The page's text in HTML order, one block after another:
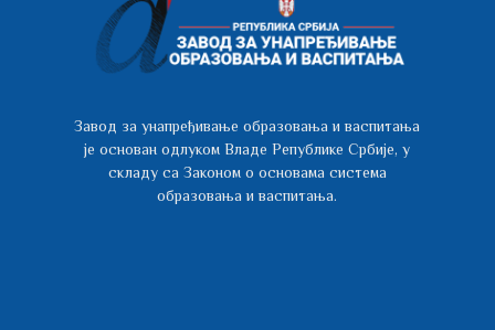
Завод за унапређивање образовања и васпитања
је основан одлуком Владе Републике Србије, у
складу са Законом о основама система
образовања и васпитања.